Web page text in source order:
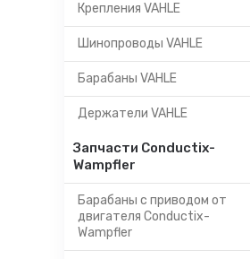
Крепления VAHLE
Шинопроводы VAHLE
Барабаны VAHLE
Держатели VAHLE
Запчасти Conductix-
Wampfler
Барабаны с приводом от
двигателя Conductix-
Wampfler